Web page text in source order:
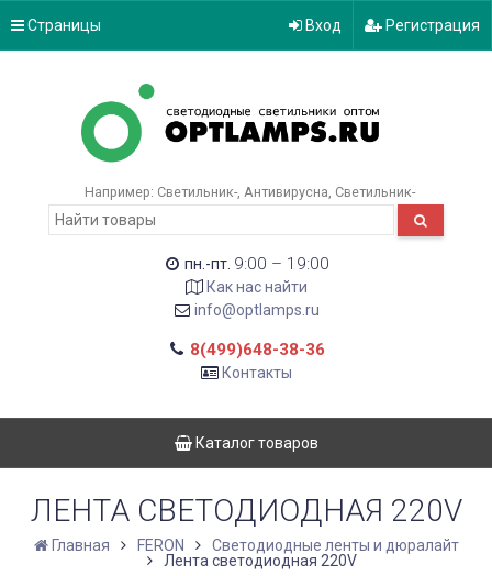
Страницы Вход Регистрация
Например: Светильник- Антивирусна Светильник-
пн.-пт. 9:00 – 19:00
Как нас найти
info@optlamps.ru
8(499)648-38-36
Контакты
Каталог товаров
ЛЕНТА СВЕТОДИОДНАЯ 220V
Главная FERON
Светодиодные ленты и дюралайт
Лента светодиодная 220V